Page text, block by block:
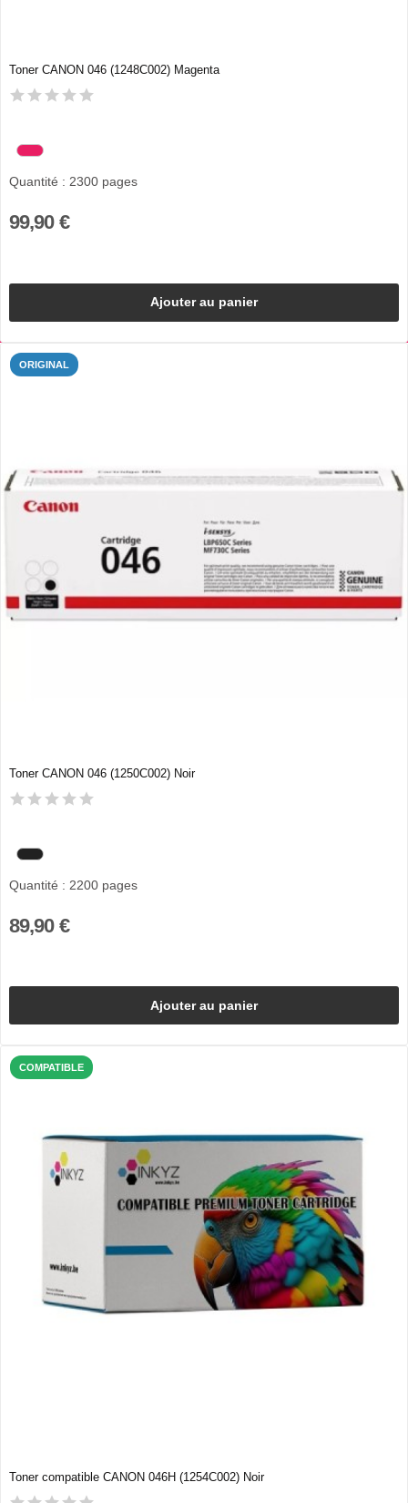
Toner CANON 046 (1248C002) Magenta
Quantité : 2300 pages
99,90 €
Ajouter au panier
ORIGINAL
Toner CANON 046 (1250C002) Noir
Quantité : 2200 pages
89,90 €
Ajouter au panier
COMPATIBLE
Toner compatible CANON 046H (1254C002) Noir